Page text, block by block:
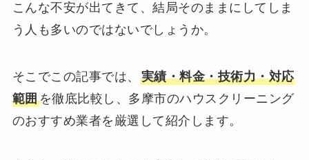
こんな不安が出てきて、結局そのままにしてしま
う人も多いのではないでしょうか。
そこでこの記事では、 実績・料金・技術力・対応
範囲を徹底比較し、多摩市のハウスクリーニング
のおすすめ業者を厳選して紹介します。